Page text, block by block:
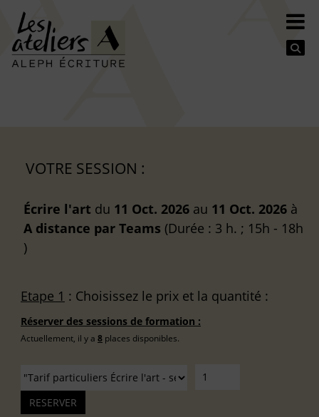
VOTRE SESSION :
Écrire l'art du 11 Oct. 2026 au 11 Oct. 2026 à
A distance par Teams (Durée : 3 h. ; 15h - 18h
)
Etape 1 : Choisissez le prix et la quantité :
Réserver des sessions de formation :
Actuellement, il y a 8 places disponibles.